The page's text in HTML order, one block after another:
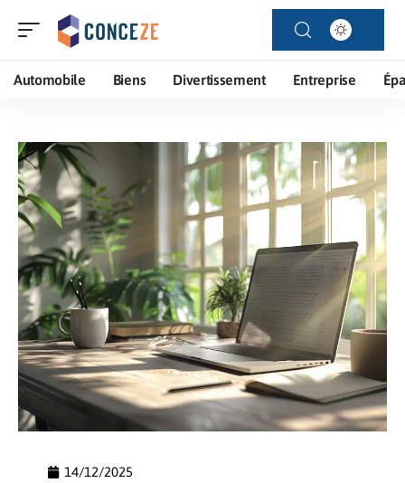
Automobile Biens Divertissement Entreprise
14/12/2025